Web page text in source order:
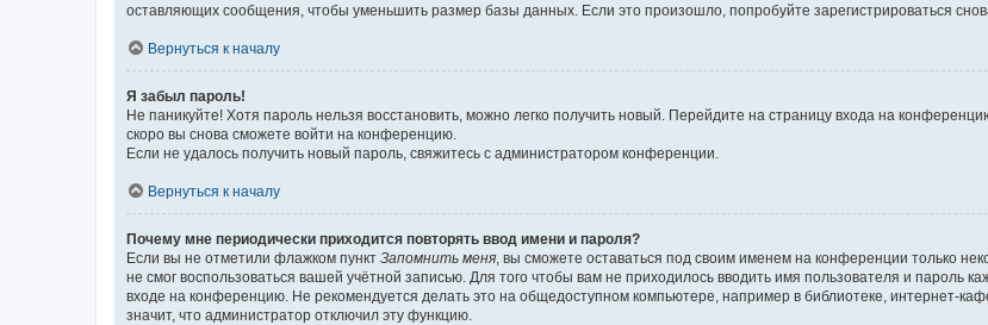
оставляющих сообщения, чтобы уменьшить размер базы данных. Если это произошло, попробуйте зарегистрироваться снова
Вернуться к началу
Я забыл пароль!
Не паникуйте! Хотя пароль нельзя восстановить, можно легко получить новый. Перейдите на страницу входа на
скоро вы снова сможете войти на конференцию.
Если не удалось получить новый пароль, свяжитесь с администратором конференции.
Вернуться к началу
Почему мне периодически приходится повторять ввод имени и пароля?
Если вы не отметили флажком пункт Запомнить меня , вы сможете оставаться под своим именем на конференции только
не смог воспользоваться вашей учётной записью. Для того чтобы вам не приходилось вводить имя пользователя и пароль
входе на конференцию. Не рекомендуется делать это на общедоступном компьютере, например в библиотеке, интернет-
значит, что администратор отключил эту функцию.